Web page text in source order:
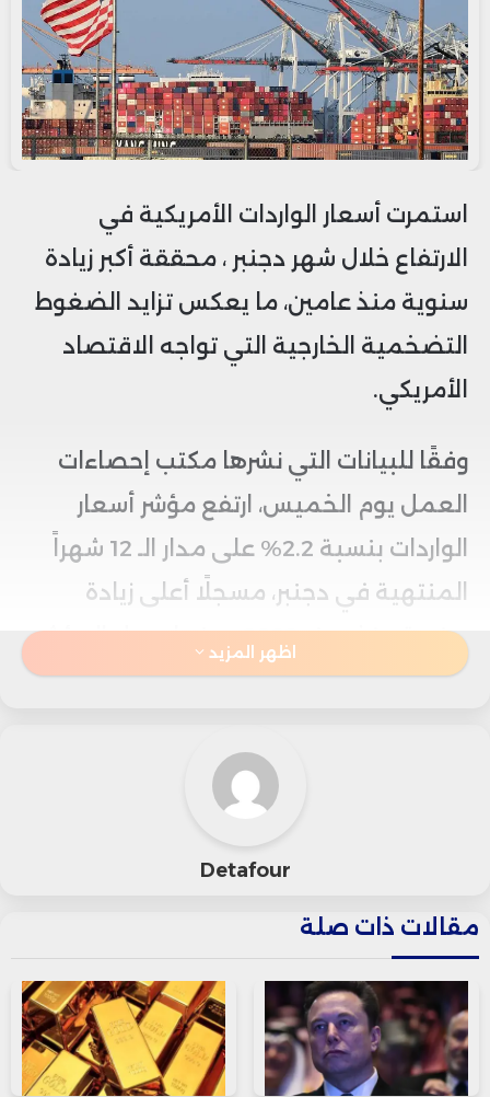
استمرت أسعار الواردات الأمريكية في
الارتفاع خلال شهر دجنبر ، محققة أكبر زيادة
سنوية منذ عامين، ما يعكس تزايد الضغوط
التضخمية الخارجية التي تواجه الاقتصاد
الأمريكي.
وفقًا للبيانات التي نشرها مكتب إحصاءات
العمل يوم الخميس، ارتفع مؤشر أسعار
الواردات بنسبة 2.2% على مدار الـ 12 شهراً
المنتهية في دجنبر، مسجلًا أعلى زيادة
سنوية منذ دجنبر2022، حينما سجل المؤشر
زيادة بنسبة 3.2%.
أما على صعيد التغيرات الشهرية، فقد ارتفع
المؤشر بنسبة 0.1% للشهر الثالث على
وأظهرت البيانات أن الزيادة في دجنبر كانت
نتيجة لارتفاع أسعار الواردات النفطية وغير
النفطية على حد سواء.
اظهر المزيد
Detafour
مقالات ذات صلة